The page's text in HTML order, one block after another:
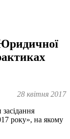
28 квітня 2017
засідання
року», на якому